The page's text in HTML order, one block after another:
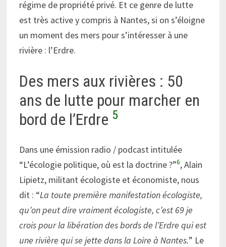
régime de propriété privé. Et ce genre de lutte
est très active y compris à Nantes, si on s’éloigne
un moment des mers pour s’intéresser à une
rivière : l’Erdre.
Des mers aux rivières : 50
ans de lutte pour marcher en
bord de l’Erdre 5
Dans une émission radio / podcast intitulée
“L’écologie politique, où est la doctrine ?”6, Alain
Lipietz, militant écologiste et économiste, nous
dit : “La toute première manifestation écologiste,
qu’on peut dire vraiment écologiste, c’est 69 je
crois pour la libération des bords de l’Erdre qui est
une rivière qui se jette dans la Loire à Nantes.” Le